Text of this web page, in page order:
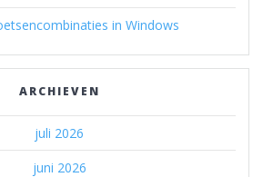
in Windows
ARCHIEVEN
juli 2026
juni 2026